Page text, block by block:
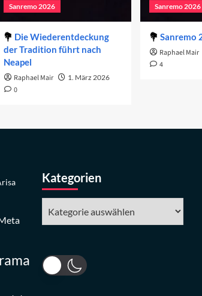
Sanremo 2026
Die Wiederentdeckung
der Tradition führt nach
Neapel
Raphael Mair 1. März 2026
0
Sanremo 2026
Sanremo
Raphael Mair
4
Kategorien